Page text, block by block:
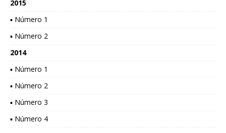
2015
▪ Número 1
▪ Número 2
2014
▪ Número 1
▪ Número 2
▪ Número 3
▪ Número 4